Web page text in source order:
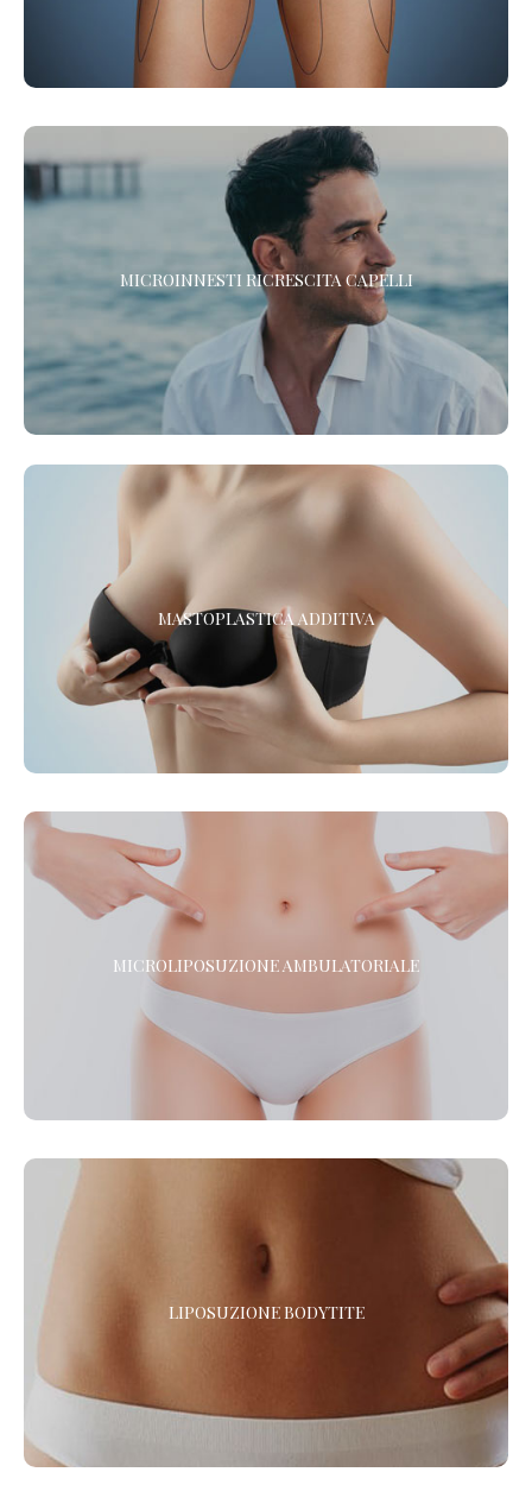
MICROINNESTI RICRESCITA CAPELLI
RIGENERA™ - MICROINNESTI RICRESCITA CAPELLI
Scopri il nuovo protocollo di Medicina Rigenerativa Cellulare per
la ricrescita dei tuoi capelli. In un solo trattamento.
MASTOPLASTICA ADDITIVA
MASTOPLASTICA ADDITIVA IN ANESTESIA LOCALE
La Chirurgia Estetica senza sedazione né anestesia.
MICROLIPOSUZIONE AMBULATORIALE
MICROLIPOSUZIONE AMBULATORIALE AD
La Microliposuzione viene praticata con il CAV CELL INTRA
PLUS, una nuovissima attrezzatura per la soft-liposcultura.
LIPOSUZIONE BODYTITE
LIPOSUZIONE BODYTITE
Vuoi eliminare il grasso e rassodare i tessuti? La liposuzione
con BodyTite è l’intervento di chirurgia plastica che combina i